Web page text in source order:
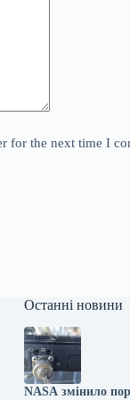
for the next time I
Останні новини
NASA змінило